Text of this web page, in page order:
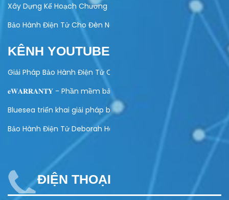
Xây Dựng Kế Hoạch Chương Trình Khuyến Mại Trực Tuyến
Bảo Hành Điện Tử Cho Đèn Năng Lượng Mặt Trời – Giải Pháp
KÊNH YOUTUBE
Giải Pháp Bảo Hành Điện Tử Cho Ngành Điện Máy
𝐞𝐖𝐀𝐑𝐑𝐀𝐍𝐓𝐘 - Phần mềm bảo hành điện tử toàn diện
Bluesea triển khai giải pháp bảo hành điện tử cho Olivo
Bảo Hành Điện Tử Deborah Home
ĐIỆN THOẠI